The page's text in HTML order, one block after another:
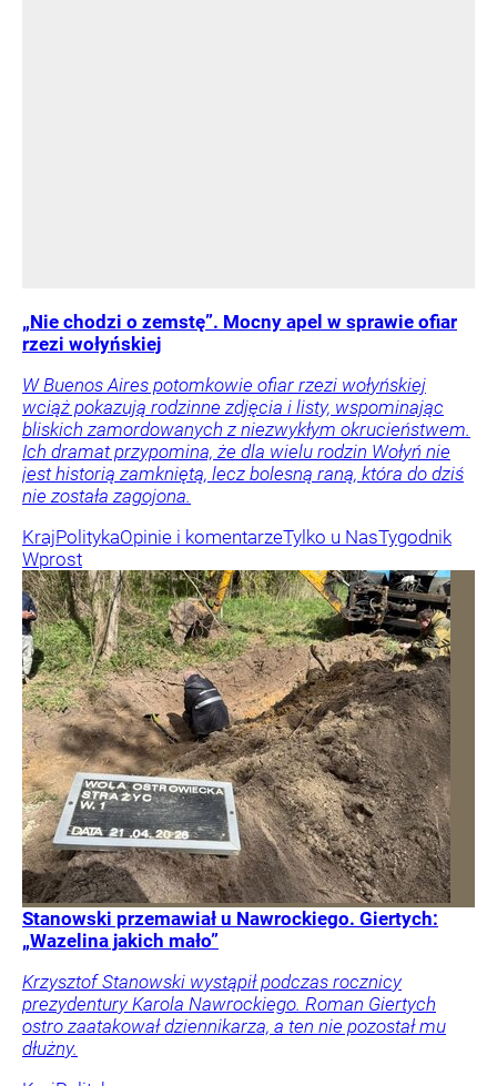
„Nie chodzi o zemstę”. Mocny apel w sprawie ofiar
rzezi wołyńskiej
W Buenos Aires potomkowie ofiar rzezi wołyńskiej
wciąż pokazują rodzinne zdjęcia i listy, wspominając
bliskich zamordowanych z niezwykłym okrucieństwem.
Ich dramat przypomina, że dla wielu rodzin Wołyń nie
jest historią zamkniętą, lecz bolesną raną, która do dziś
nie została zagojona.
KrajPolitykaOpinie i komentarzeTylko u NasTygodnik
Wprost
Stanowski przemawiał u Nawrockiego. Giertych:
„Wazelina jakich mało”
Krzysztof Stanowski wystąpił podczas rocznicy
prezydentury Karola Nawrockiego. Roman Giertych
ostro zaatakował dziennikarza, a ten nie pozostał mu
dłużny.